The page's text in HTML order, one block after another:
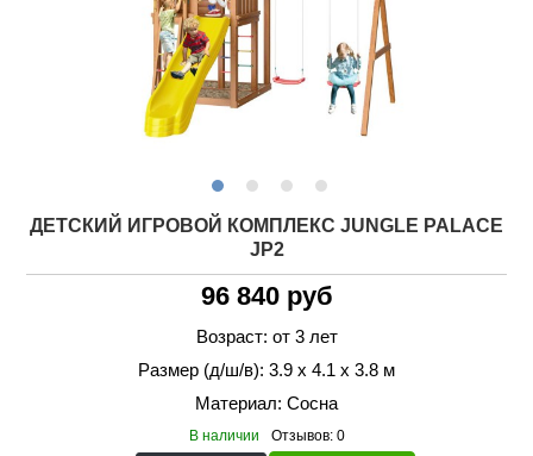
ДЕТСКИЙ ИГРОВОЙ КОМПЛЕКС JUNGLE PALACE
JP2
96 840 руб
Возраст: от 3 лет
Размер (д/ш/в): 3.9 х 4.1 х 3.8 м
Материал: Сосна
В наличии Отзывов: 0